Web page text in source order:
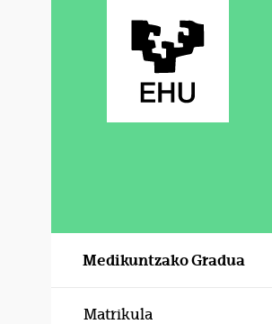
Medikuntzako Gradua
Matrikula